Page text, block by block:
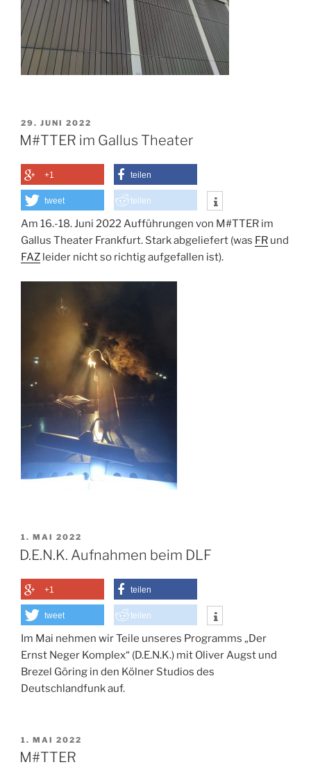
VERÖFFENTLICHT
AM
29. JUNI 2022
M#TTER im Gallus Theater
+1 teilen
tweet teilen
Am 16.-18. Juni 2022 Aufführungen von M#TTER im
Gallus Theater Frankfurt. Stark abgeliefert (was FR und
FAZ leider nicht so richtig aufgefallen ist).
VERÖFFENTLICHT
AM
1. MAI 2022
D.E.N.K. Aufnahmen beim DLF
+1 teilen
tweet teilen
Im Mai nehmen wir Teile unseres Programms „Der
Ernst Neger Komplex“ (D.E.N.K.) mit Oliver Augst und
Brezel Göring in den Kölner Studios des
Deutschlandfunk auf.
VERÖFFENTLICHT
AM
1. MAI 2022
M#TTER